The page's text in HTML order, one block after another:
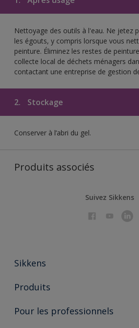
Nettoyage des outils à l'eau. Ne jetez
les égouts, y compris lorsque vous
peinture. Éliminez les restes de
collecte local de déchets ménagers
contactant une entreprise de gestion
2. Stockage
Conserver à l’abri du gel.
Produits associés
Suivez Sikkens
Sikkens
À propos de Sikkens
Durabilité
Produits
Produits pour l’intérieur
Pour les professionnels